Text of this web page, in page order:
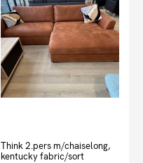
Think 2.pers m/chaiselong,
kentucky fabric/sort